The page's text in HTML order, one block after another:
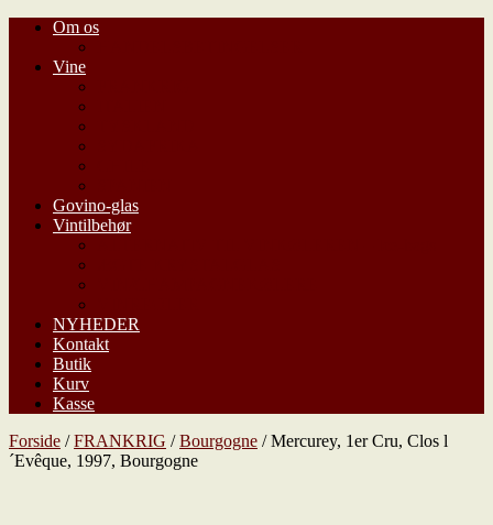
Om os
Vine
Govino-glas
Vintilbehør
NYHEDER
Kontakt
Butik
Kurv
Kasse
Forside /FRANKRIG /Bourgogne / Mercurey, 1er Cru, Clos l
´Evêque, 1997, Bourgogne